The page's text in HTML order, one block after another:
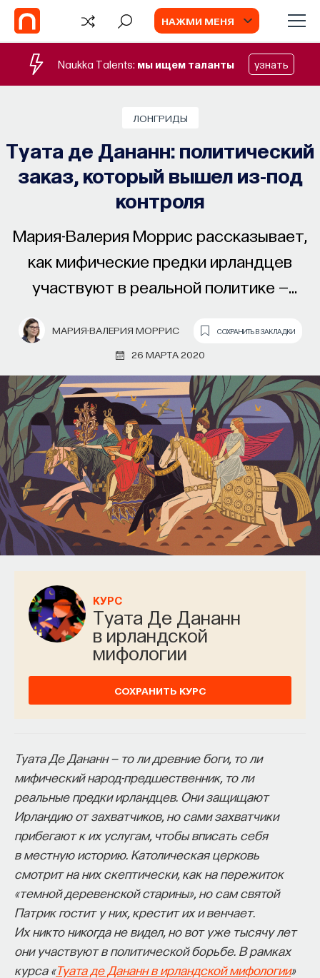
НАЖМИ МЕНЯ
Naukka Talents: мы ищем таланты узнать
ЛОНГРИДЫ
Туата де Дананн: политический
заказ, который вышел из-под
контроля
Мария-Валерия Моррис рассказывает,
как мифические предки ирландцев
участвуют в реальной политике —
МАРИЯ-ВАЛЕРИЯ МОРРИС СОХРАНИТЬ В ЗАКЛАДКИ
26 МАРТА 2020
КУРС
Туата Де Дананн
в ирландской
мифологии
СОХРАНИТЬ КУРС
Туата Де Дананн — то ли древние боги, то ли
мифический народ-предшественник, то ли
реальные предки ирландцев. Они защищают
Ирландию от захватчиков, но сами захватчики
прибегают к их услугам, чтобы вписать себя
в местную историю. Католическая церковь
смотрит на них скептически, как на пережиток
«темной деревенской старины», но сам святой
Патрик гостит у них, крестит их и венчает.
Их никто никогда не видел, но вот уже тысячу лет
они участвуют в политической борьбе. В рамках
курса «Туата де Дананн в ирландской мифологии»